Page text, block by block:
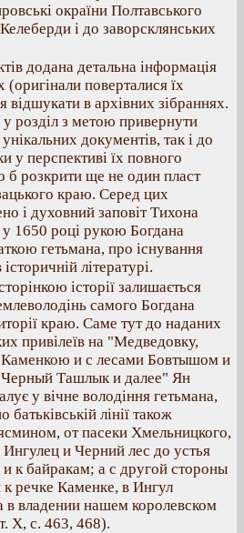
окраїни Полтавського
і до заворсклянських
додана детальна інформація
(оригінали поверталися їх
відшукати в архівних зібраннях.
розділ з метою привернути
документів, так і до
у перспективі їх повного
б розкрити ще не один пласт
краю. Серед цих
і духовний заповіт Тихона
у 1650 році рукою Богдана
гетьмана, про існування
літературі.
історії залишається
самого Богдана
краю. Саме тут до наданих
привілеїв на "Медведовку,
и с лесами Бовтышом и
Ташлык и далее" Ян
у вічне володіння гетьмана,
лінії також
от пасеки Хмельницкого,
Ингулец и Черний лес до устья
к байракам; а с другой стороны
речке Каменке, в Ингул
владении нашем королевском
Х, с. 463, 468).